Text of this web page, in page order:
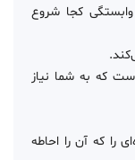
کجا شروع
است که به شما نیاز
را که آن را احاطه